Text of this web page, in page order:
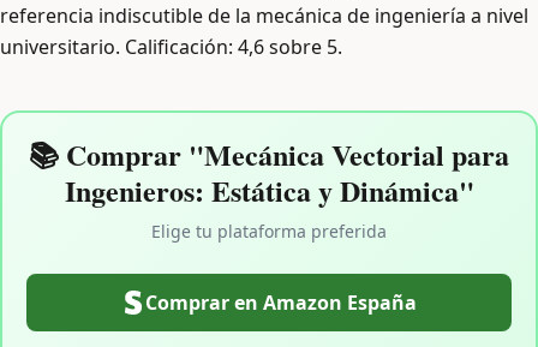
referencia indiscutible de la mecánica de ingeniería a nivel
universitario. Calificación: 4,6 sobre 5.
📚 Comprar "Mecánica Vectorial para
Ingenieros: Estática y Dinámica"
Elige tu plataforma preferida
Comprar en Amazon España